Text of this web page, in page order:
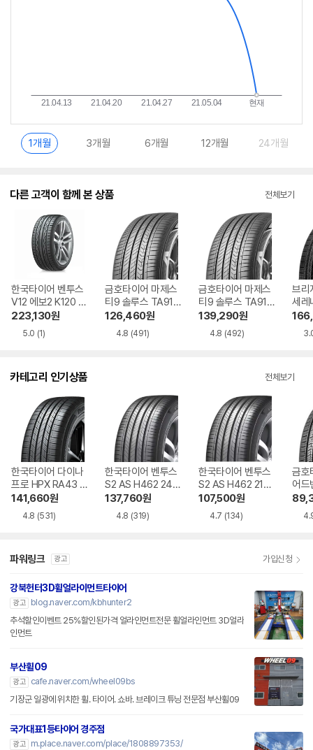
1개월 3개월 6개월 12개월 24개월
다른 고객이 함께 본 상품 전체보기
한국타이어 벤투스
V12 에보2 K120 2
85/30R19 지정점
무료장착
223,130원
5.0 (1)
금호타이어 마제스
티9 솔루스 TA91 2
45/45R18 장착비
별도
126,460원
4.8 (491)
금호타이어 마제스
티9 솔루스 TA91 2
45/45R18 지정점
무료장착
139,290원
4.8 (492)
브리
세레
45/
별도
카테고리 인기상품 전체보기
한국타이어 다이나
프로 HPX RA43 2
35/55R19
141,660원
4.8 (531)
한국타이어 벤투스
S2 AS H462 245/
45R18
137,760원
4.8 (319)
한국타이어 벤투스
S2 AS H462 215/
55R17
107,500원
4.7 (134)
금호
어
17
파워링크 광고 가입신청
강북헌터3D휠얼라이먼트타이어
광고
blog.naver.com/kbhunter2
추석할인이벤트 25%할인된가격 얼라인먼트전문 휠얼라인먼트 3D얼라
인먼트
부산휠09
광고
cafe.naver.com/wheel09bs
기장군 일광에 위치한 휠. 타이어. 쇼바. 브레이크 튜닝 전문점 부산휠09
국가대표1등타이어 경주점
광고
m.place.naver.com/place/1808897353/